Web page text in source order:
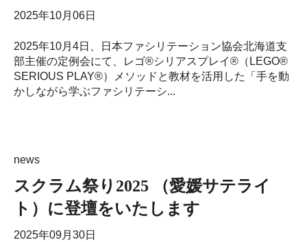
2025年10月06日
2025年10月4日、日本ファシリテーション協会北海道支
部主催の定例会にて、レゴ®シリアスプレイ®（LEGO®
SERIOUS PLAY®）メソッドと教材を活用した「手を動
かしながら学ぶファシリテーシ...
news
スクラム祭り2025 （愛媛サテライ
ト）に登壇をいたします
2025年09月30日